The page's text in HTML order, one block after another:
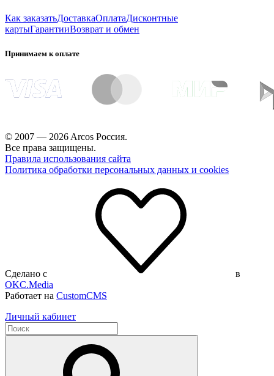
Как заказатьДоставкаОплатаДисконтные
картыГарантииВозврат и обмен
Принимаем к оплате
© 2007 — 2026 Arcos Россия.
Все права защищены.
Правила использования сайта
Политика обработки персональных данных и cookies
Сделано с
в
OKC.Media
Работает на CustomCMS
Личный кабинет